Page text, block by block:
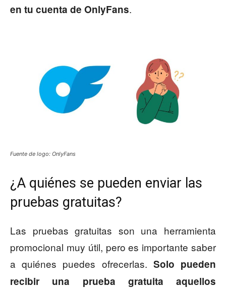
en tu cuenta de OnlyFans.
Fuente de logo: OnlyFans
¿A quiénes se pueden enviar las
pruebas gratuitas?
Las pruebas gratuitas son una herramienta
promocional muy útil, pero es importante saber
a quiénes puedes ofrecerlas. Solo pueden
recibir una prueba gratuita aquellos